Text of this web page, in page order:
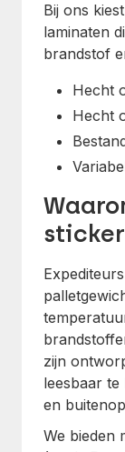
Bij ons
laminaten
brandstof
Hecht
Hecht
zijn
leesbaar
en
We bieden